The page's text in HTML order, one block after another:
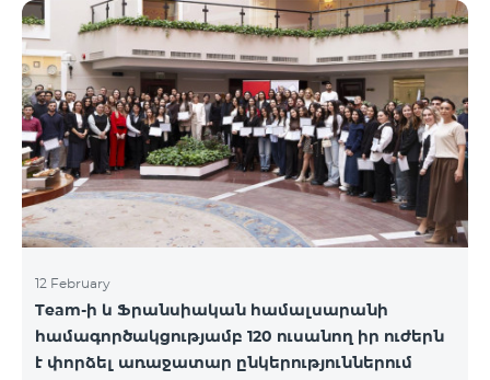
12 February
Team-ի և Ֆրանսիական համալսարանի
համագործակցությամբ 120 ուսանող իր ուժերն
է փորձել առաջատար ընկերություններում